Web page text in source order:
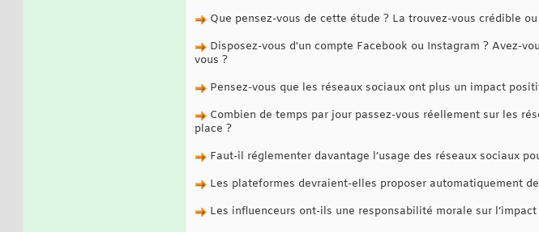
Que pensez-vous de cette étude ? La trouvez-vous crédible
Disposez-vous d'un compte Facebook ou Instagram ? Avez-
vous ?
Pensez-vous que les réseaux sociaux ont plus un impact
Combien de temps par jour passez-vous réellement sur les
place ?
Faut-il réglementer davantage l’usage des réseaux sociaux
Les plateformes devraient-elles proposer automatiquement
Les influenceurs ont-ils une responsabilité morale sur